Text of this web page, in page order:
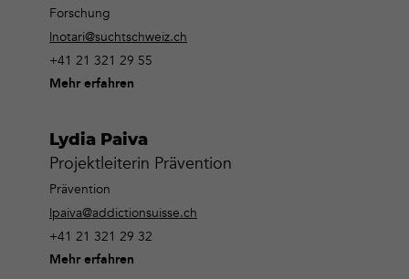
Forschung
lnotari@suchtschweiz.ch
+41 21 321 29 55
Mehr erfahren
Lydia Paiva
Projektleiterin Prävention
Prävention
lpaiva@addictionsuisse.ch
+41 21 321 29 32
Mehr erfahren